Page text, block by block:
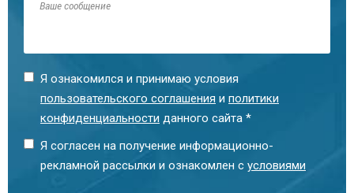
Технический специалист
Я ознакомился и принимаю условия
пользовательского соглашения и политики
конфиденциальности данного сайта *
Я согласен на получение информационно-
рекламной рассылки и ознакомлен с условиями